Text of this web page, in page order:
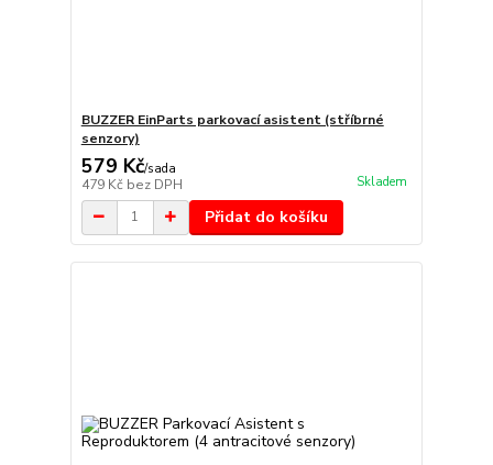
BUZZER EinParts parkovací asistent (stříbrné
senzory)
579 Kč/sada
479 Kč bez DPH Skladem
Přidat do košíku